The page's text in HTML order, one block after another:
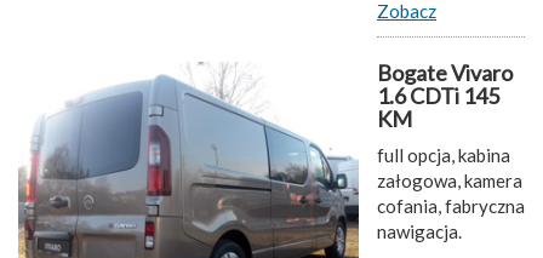
Zobacz
Bogate Vivaro
1.6 CDTi 145
KM
full opcja, kabina
załogowa, kamera
cofania, fabryczna
nawigacja.